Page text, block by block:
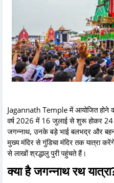
Jagannath Temple में आयोजित होने
वर्ष 2026 में 16 जुलाई से शुरू होकर
जगन्नाथ, उनके बड़े भाई बलभद्र और बहन
मुख्य मंदिर से गुंडिचा मंदिर तक यात्रा
से लाखों श्रद्धालु पुरी पहुंचते हैं।
क्या है जगन्नाथ रथ